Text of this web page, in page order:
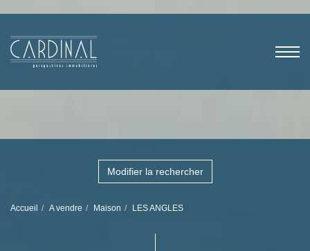
Modifier la rechercher
Accueil A vendre Maison LES ANGLES